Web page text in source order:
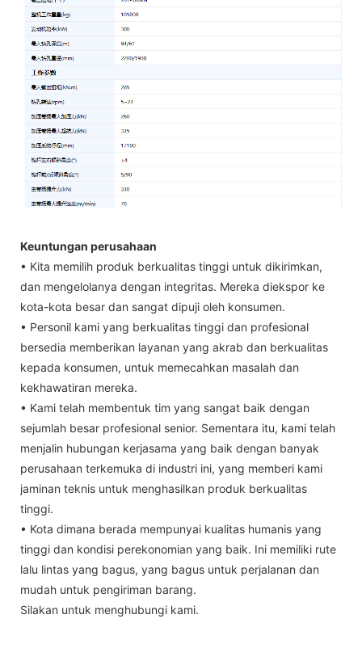
Keuntungan perusahaan
• Kita memilih produk berkualitas tinggi untuk dikirimkan,
dan mengelolanya dengan integritas. Mereka diekspor ke
kota-kota besar dan sangat dipuji oleh konsumen.
• Personil kami yang berkualitas tinggi dan profesional
bersedia memberikan layanan yang akrab dan berkualitas
kepada konsumen, untuk memecahkan masalah dan
kekhawatiran mereka.
• Kami telah membentuk tim yang sangat baik dengan
sejumlah besar profesional senior. Sementara itu, kami telah
menjalin hubungan kerjasama yang baik dengan banyak
perusahaan terkemuka di industri ini, yang memberi kami
jaminan teknis untuk menghasilkan produk berkualitas
tinggi.
• Kota dimana berada mempunyai kualitas humanis yang
tinggi dan kondisi perekonomian yang baik. Ini memiliki rute
lalu lintas yang bagus, yang bagus untuk perjalanan dan
mudah untuk pengiriman barang.
Silakan untuk menghubungi kami.